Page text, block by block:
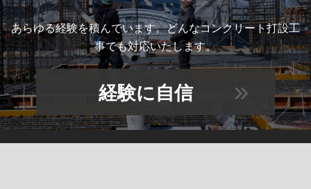
あらゆる経験を積んでいます。どんなコンクリート打設工
事でも対応いたします。
経験に自信